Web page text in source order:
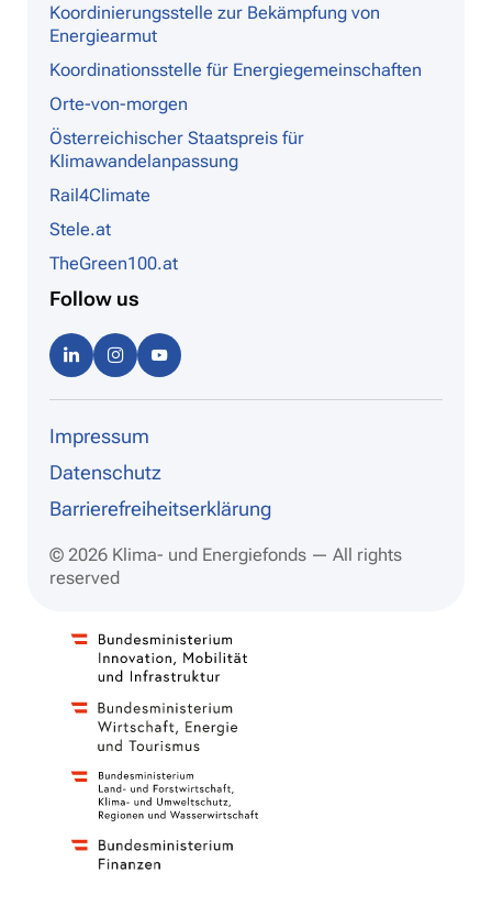
Koordinierungsstelle zur Bekämpfung von
Energiearmut
Koordinationsstelle für Energiegemeinschaften
Orte-von-morgen
Österreichischer Staatspreis für
Klimawandelanpassung
Rail4Climate
Stele.at
TheGreen100.at
Follow us
Linke
dIn
Instag
ram be
Impressum
Datenschutz
Barrierefreiheitserklärung
© 2026 Klima- und Energiefonds — All rights
reserved